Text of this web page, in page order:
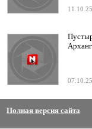
Полная версия сайта